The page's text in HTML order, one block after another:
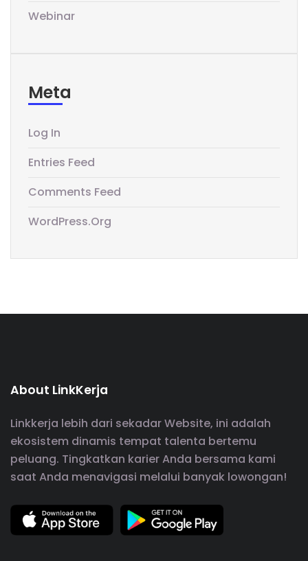
Webinar
Meta
Log In
Entries Feed
Comments Feed
WordPress.org
About LinkKerja
Linkkerja lebih dari sekadar Website, ini adalah
ekosistem dinamis tempat talenta bertemu
peluang. Tingkatkan karier Anda bersama kami
saat Anda menavigasi melalui banyak lowongan!